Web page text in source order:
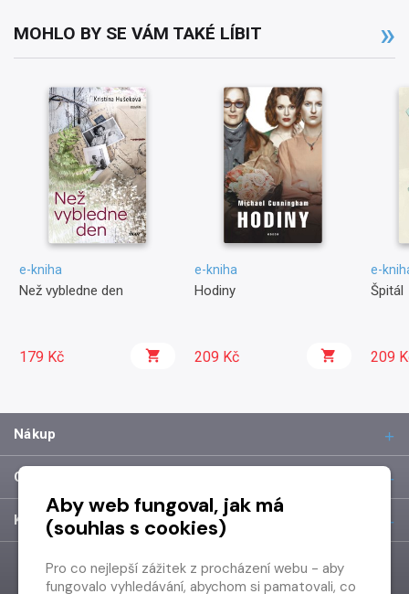
MOHLO BY SE VÁM TAKÉ LÍBIT
e-kniha
Než vybledne den
179 Kč
e-kniha
Hodiny
209 Kč
e-
Špitál
209
Nákup
O společnosti
Kontakt
Aby web fungoval, jak má
(souhlas s cookies)
Pro co nejlepší zážitek z procházení webu - aby
fungovalo vyhledávání, abychom si pamatovali, co